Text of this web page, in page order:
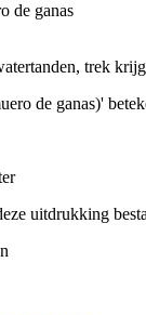
de ganas
trek
de ganas)'
uitdrukking